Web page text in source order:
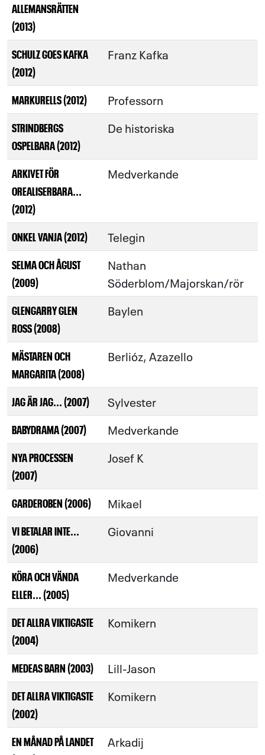
ALLEMANSRÄTTEN
(2013)
SCHULZ GOES KAFKA
(2012)
Franz Kafka
MARKURELLS (2012) Professorn
STRINDBERGS
OSPELBARA (2012)
De historiska
ARKIVET FÖR
OREALISERBARA...
(2012)
Medverkande
ONKEL VANJA (2012) Telegin
SELMA OCH ÅGUST
(2009)
Nathan
Söderblom/Majorskan/rör
GLENGARRY GLEN
ROSS (2008)
Baylen
MÄSTAREN OCH
MARGARITA (2008)
Berlióz, Azazello
JAG ÄR JAG... (2007) Sylvester
BABYDRAMA (2007) Medverkande
NYA PROCESSEN
(2007)
Josef K
GARDEROBEN (2006) Mikael
VI BETALAR INTE...
(2006)
Giovanni
KÖRA OCH VÄNDA
ELLER... (2005)
Medverkande
DET ALLRA VIKTIGASTE
(2004)
Komikern
MEDEAS BARN (2003) Lill-Jason
DET ALLRA VIKTIGASTE
(2002)
Komikern
EN MÅNAD PÅ LANDET
Arkadij